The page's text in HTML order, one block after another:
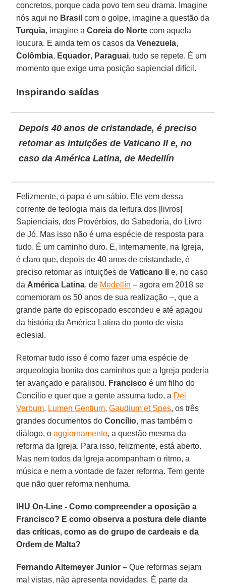
concretos, porque cada povo tem seu drama. Imagine
nós aqui no Brasil com o golpe, imagine a questão da
Turquia, imagine a Coreia do Norte com aquela
loucura. E ainda tem os casos daVenezuela,
Colômbia, Equador, Paraguai, tudo se repete. É um
momento que exige uma posição sapiencial difícil.
Inspirando saídas
Depois 40 anos de cristandade, é preciso
retomar as intuições de Vaticano II e, no
caso da América Latina, de Medellín
Felizmente, o papa é um sábio. Ele vem dessa
corrente de teologia mais da leitura dos [livros]
Sapienciais, dos Provérbios, do Sabedoria, do Livro
de Jó. Mas isso não é uma espécie de resposta para
tudo. É um caminho duro. E, internamente, na Igreja,
é claro que, depois de 40 anos de cristandade, é
preciso retomar as intuições deVaticano II
e, no caso
da América Latina, de Medellín – agora em 2018 se
comemoram os 50 anos de sua realização –, que a
grande parte do episcopado escondeu e até apagou
da história da América Latina do ponto de vista
eclesial.
Retomar tudo isso é como fazer uma espécie de
arqueologia bonita dos caminhos que a Igreja poderia
ter avançado e paralisou. Francisco é um filho do
Concílio e quer que a gente assuma tudo, a Dei
Verbum, Lumen Gentium,Gaudium et Spes, os três
grandes documentos doConcílio, mas também o
diálogo, oaggiornamento, a questão mesma da
reforma da Igreja. Para isso, felizmente, está aberto.
Mas nem todos da Igreja acompanham o ritmo, a
música e nem a vontade de fazer reforma. Tem gente
que não quer reforma nenhuma.
IHU On-Line - Como compreender a oposição a
Francisco? E como observa a postura dele diante
das críticas, como as do grupo de cardeais e da
Ordem de Malta?
Fernando Altemeyer Junior – Que reformas sejam
mal vistas, não apresenta novidades. É parte da